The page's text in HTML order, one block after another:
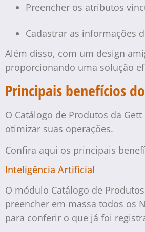
Preencher os atributos
Cadastrar as informações
Além disso, com um design
proporcionando uma solução
Principais benefícios
O Catálogo de Produtos da
otimizar suas operações.
Confira aqui os principais
Inteligência Artificial
O módulo Catálogo de
preencher em massa todos os
para conferir o que já foi